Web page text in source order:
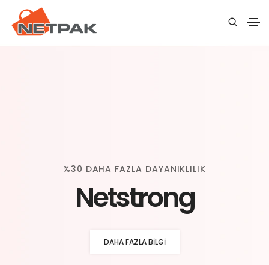
%30 DAHA FAZLA DAYANIKLILIK
Netstrong
DAHA FAZLA BILGI